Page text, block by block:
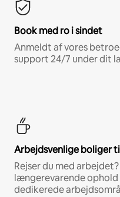
Book med ro i sindet
Anmeldt af vores
support 24/7 under dit
Arbejdsvenlige boliger
Rejser du med
længerevarende
dedikerede